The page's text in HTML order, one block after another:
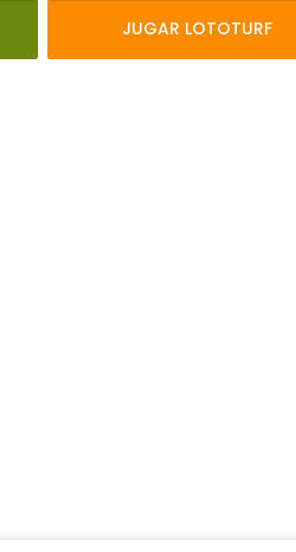
JUGAR LOTOTURF